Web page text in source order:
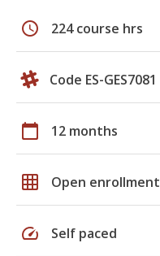
schedule 224 course hrs
Code ES-GES7081
calendar_today 12 months
grid_on Open enrollment
speed Self paced